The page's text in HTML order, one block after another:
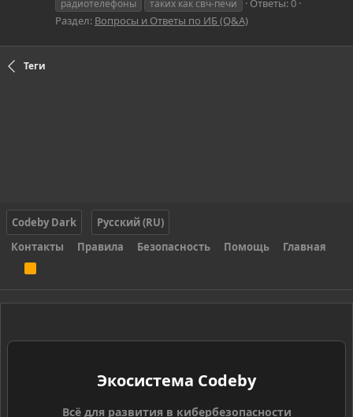
радиотелефоны
таких как свч-печи
Ответы: 0
Раздел: Вопросы и Ответы по ИБ (Q&A)
Теги
Codeby Dark
Русский (RU)
Контакты
Правила Безопасность Помощь Главная
S
Экосистема Codeby
Всё для развития в кибербезопасности